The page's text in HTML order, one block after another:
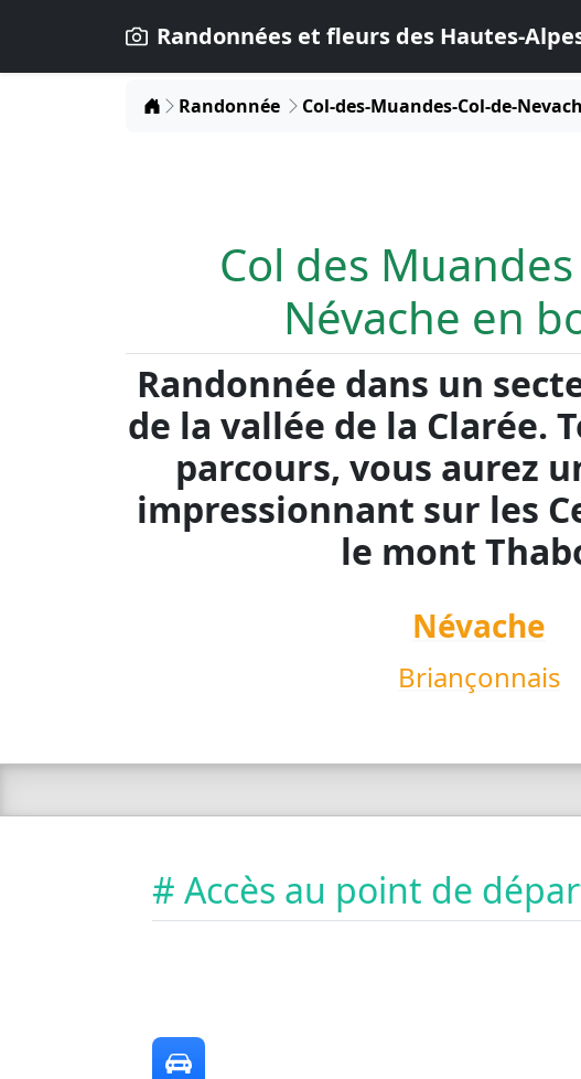
Randonnées et fleurs des Hautes-
Home
Randonnée Col-des-Muandes-Col-de-
Col des
Névache en
Randonnée dans un
de la vallée de la Clarée.
parcours, vous aurez
impressionnant sur les
le mont
Névache
Briançonnais
# Accès au point de